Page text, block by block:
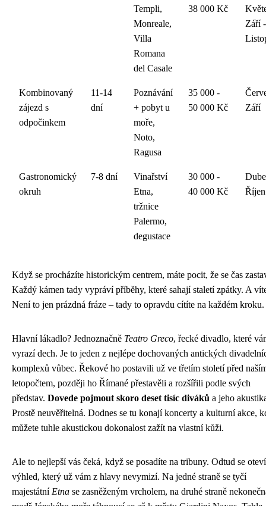
Templi,
Monreale,
Villa
Romana
del Casale
38 000 Kč
Září -
Kombinovaný
zájezd s
odpočinkem
11-14
dní
Poznávání
+ pobyt u
moře,
Noto,
Ragusa
35 000 -
50 000 Kč
Září
Gastronomický
okruh
7-8 dní
Vinařství
Etna,
tržnice
Palermo,
degustace
30 000 -
40 000 Kč
Říjen
Když se procházíte historickým centrem, máte pocit, že se čas
Každý kámen tady vypráví příběhy, které sahají staletí zpátky. A
Není to jen prázdná fráze – tady to opravdu cítíte na každém kroku.
Hlavní lákadlo? Jednoznačně Teatro Greco, řecké divadlo, které
vyrazí dech. Je to jeden z nejlépe dochovaných antických
komplexů vůbec. Řekové ho postavili už ve třetím století před
letopočtem, později ho Římané přestavěli a rozšířili podle svých
představ. Dovede pojmout skoro deset tisíc diváků a jeho
Prostě neuvěřitelná. Dodnes se tu konají koncerty a kulturní akce,
můžete tuhle akustickou dokonalost zažít na vlastní kůži.
Ale to nejlepší vás čeká, když se posadíte na tribuny. Odtud se
výhled, který už vám z hlavy nevymizí. Na jedné straně se tyčí
majestátní Etna se zasněženým vrcholem, na druhé straně